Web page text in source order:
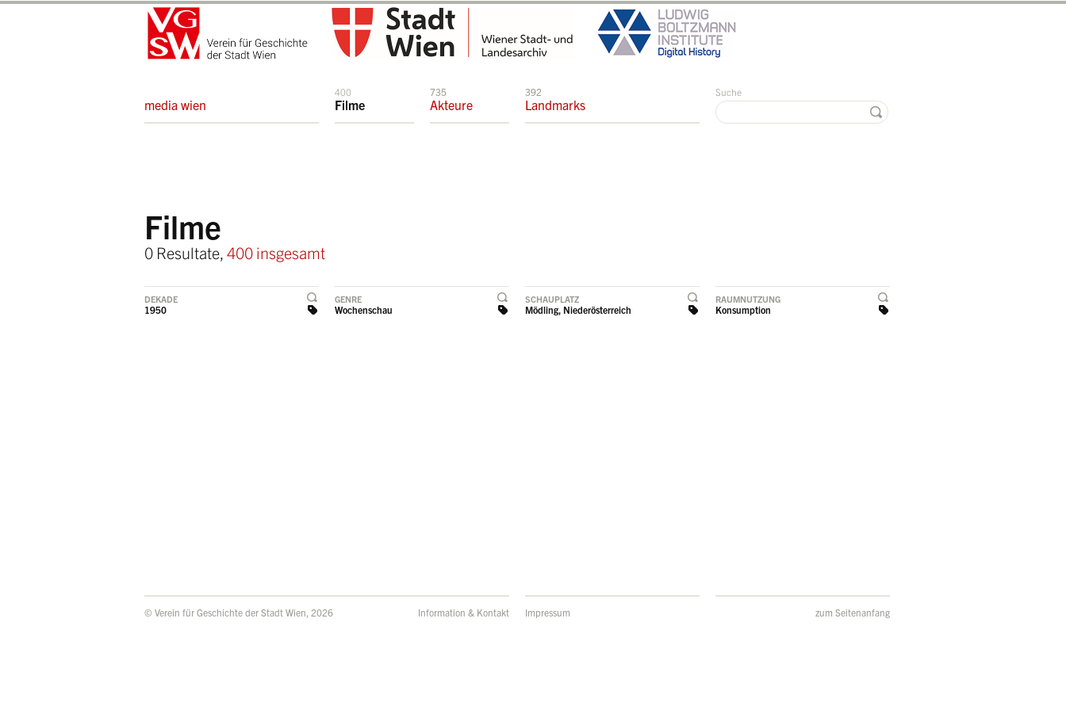
media wien
400
Filme
735
Akteure
392
Landmarks
Suche
Filme
0 Resultate, 400 insgesamt
DEKADE
1950
GENRE
Wochenschau
SCHAUPLATZ
Mödling, Niederösterreich
RAUMNUTZUNG
Konsumption
© Verein für Geschichte der Stadt Wien, 2026 Information & Kontakt Impressum zum Seitenanfang